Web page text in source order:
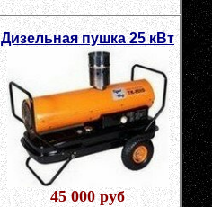
Дизельная пушка 25 кВт
45 000 руб